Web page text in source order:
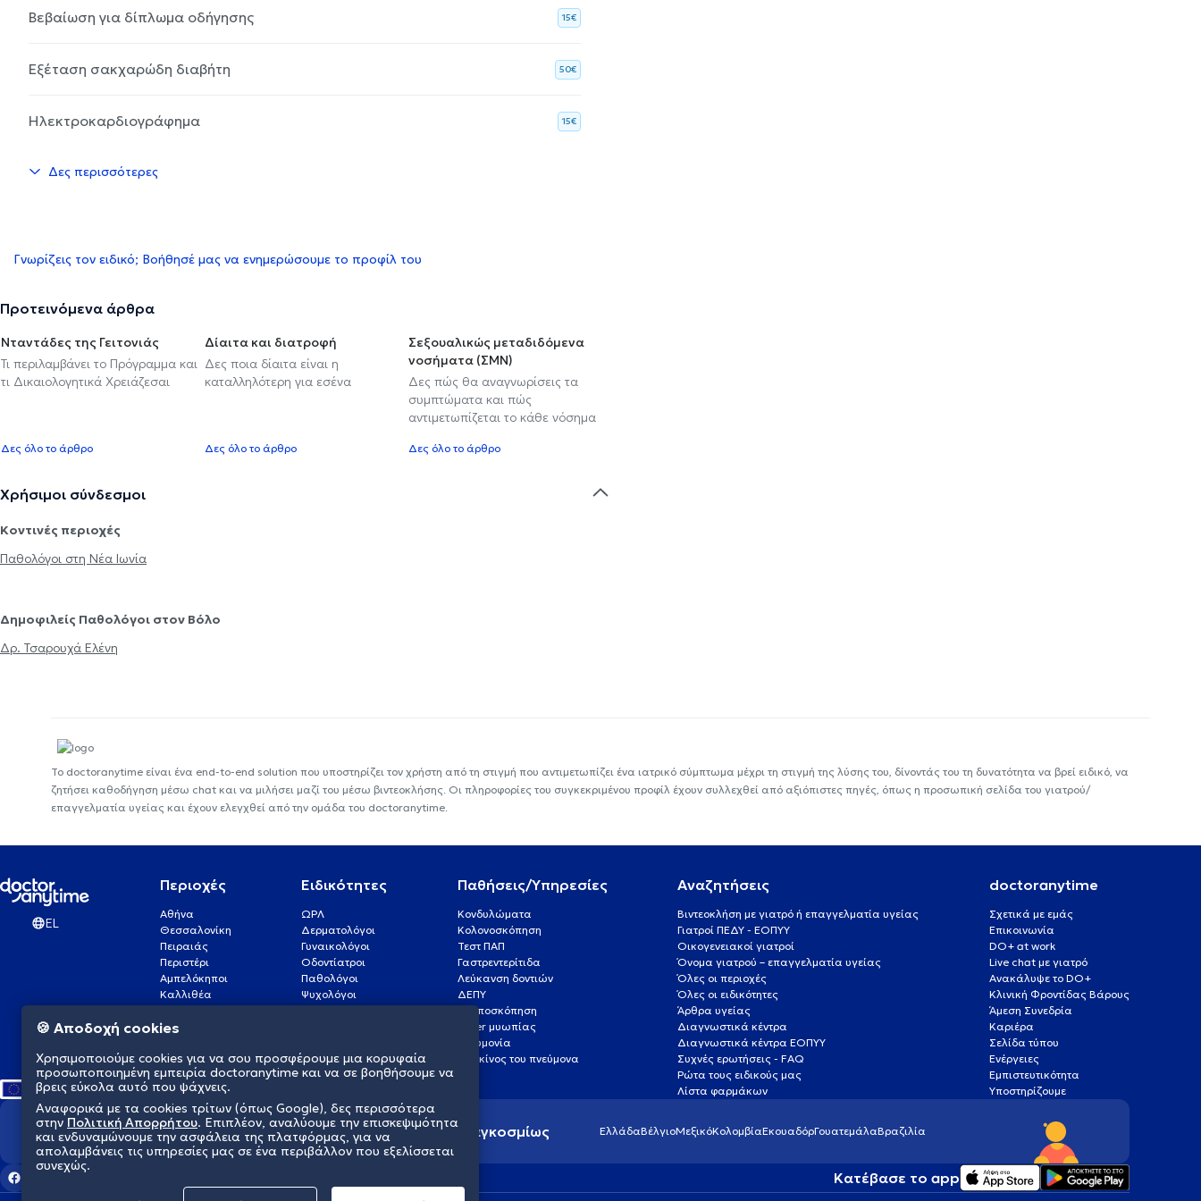
Βεβαίωση για δίπλωμα οδήγησης 15€
Εξέταση σακχαρώδη διαβήτη 50€
Ηλεκτροκαρδιογράφημα 15€
Δες περισσότερες
Γνωρίζεις τον ειδικό; Βοήθησέ μας να ενημερώσουμε το προφίλ του
Προτεινόμενα άρθρα
Νταντάδες της Γειτονιάς
Τι περιλαμβάνει το Πρόγραμμα και
τι Δικαιολογητικά Χρειάζεσαι
Δες όλο το άρθρο
Δίαιτα και διατροφή
Δες ποια δίαιτα είναι η
καταλληλότερη για εσένα
Δες όλο το άρθρο
Σεξουαλικώς μεταδιδόμενα
νοσήματα (ΣΜΝ)
Δες πώς θα αναγνωρίσεις τα
συμπτώματα και πώς
αντιμετωπίζεται το κάθε νόσημα
Δες όλο το άρθρο
Χρήσιμοι σύνδεσμοι
Κοντινές περιοχές
Παθολόγοι στη Νέα Ιωνία
Δημοφιλείς Παθολόγοι στον Βόλο
Δρ. Τσαρουχά Ελένη
Το doctoranytime είναι ένα end-to-end solution που υποστηρίζει τον χρήστη από τη στιγμή που αντιμετωπίζει ένα ιατρικό σύμπτωμα μέχρι τη στιγμή της λύσης του, δίνοντάς του τη δυνατότητα να βρεί ειδικό, να
ζητήσει καθοδήγηση μέσω chat και να μιλήσει μαζί του μέσω βιντεοκλήσης. Οι πληροφορίες του συγκεκριμένου προφίλ έχουν συλλεχθεί από αξιόπιστες πηγές, όπως η προσωπική σελίδα του γιατρού/
επαγγελματία υγείας και έχουν ελεγχθεί από την ομάδα του doctoranytime.
EL
Περιοχές
Αθήνα
Θεσσαλονίκη
Πειραιάς
Περιστέρι
Αμπελόκηποι
Καλλιθέα
Γλυφάδα
Νέα Σμύρνη
Ειδικότητες
ΩΡΛ
Δερματολόγοι
Γυναικολόγοι
Οδοντίατροι
Παθολόγοι
Ψυχολόγοι
Καρδιολόγοι
Παθήσεις/Υπηρεσίες
Κονδυλώματα
Κολονοσκόπηση
Τεστ ΠΑΠ
Γαστρεντερίτιδα
Λεύκανση δοντιών
ΔΕΠΥ
Κολποσκόπηση
Laser μυωπίας
Πνευμονία
Καρκίνος του πνεύμονα
Αναζητήσεις
Βιντεοκλήση με γιατρό ή επαγγελματία υγείας
Γιατροί ΠΕΔΥ - ΕΟΠΥΥ
Οικογενειακοί γιατροί
Όνομα γιατρού – επαγγελματία υγείας
Όλες οι περιοχές
Όλες οι ειδικότητες
Άρθρα υγείας
Διαγνωστικά κέντρα
Διαγνωστικά κέντρα ΕΟΠΥΥ
Συχνές ερωτήσεις - FAQ
Ρώτα τους ειδικούς μας
Λίστα φαρμάκων
doctoranytime
Σχετικά με εμάς
Επικοινωνία
DO+ at work
Live chat με γιατρό
Ανακάλυψε το DO+
Κλινική Φροντίδας Βάρους
Άμεση Συνεδρία
Καριέρα
Σελίδα τύπου
Ενέργειες
Εμπιστευτικότητα
Υποστηρίζουμε
Διαμορφώνουμε το μέλλον της υγείας παγκοσμίως ΕλλάδαΒέλγιοΜεξικόΚολομβίαΕκουαδόρΓουατεμάλαΒραζιλία
Κατέβασε το app
🍪 Αποδοχή cookies
Χρησιμοποιούμε cookies για να σου προσφέρουμε μια κορυφαία
προσωποποιημένη εμπειρία doctoranytime και να σε βοηθήσουμε να
βρεις εύκολα αυτό που ψάχνεις.
Αναφορικά με τα cookies τρίτων (όπως Google), δες περισσότερα
στην Πολιτική Απορρήτου. Επιπλέον, αναλύουμε την επισκεψιμότητα
και ενδυναμώνουμε την ασφάλεια της πλατφόρμας, για να
απολαμβάνεις τις υπηρεσίες μας σε ένα περιβάλλον που εξελίσσεται
συνεχώς.